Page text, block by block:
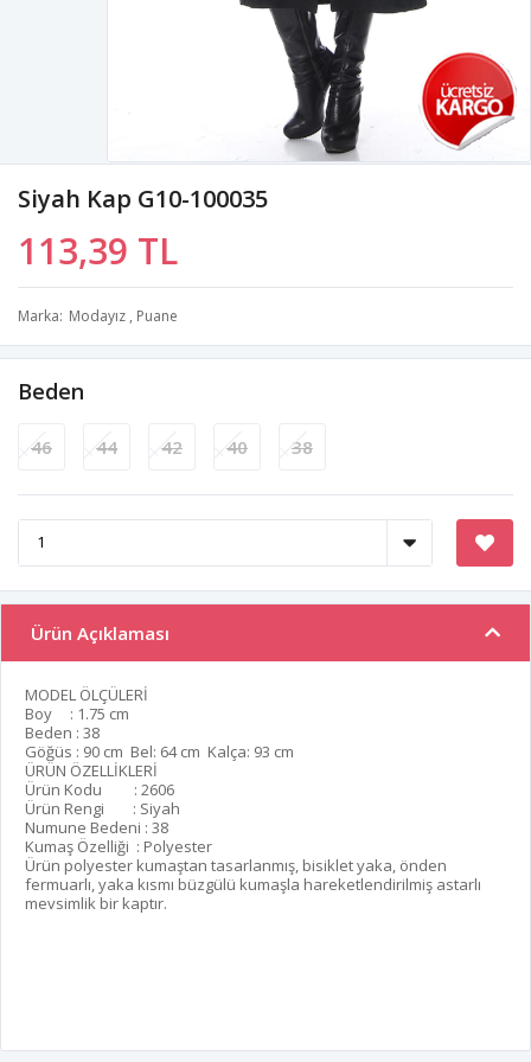
Siyah Kap G10-100035
113,39 TL
Marka Modayız , Puane
Beden
46 44 42 40 38
Ürün Açıklaması
MODEL ÖLÇÜLERİ
Boy : 1.75 cm
Beden : 38
Göğüs : 90 cm Bel: 64 cm Kalça: 93 cm
ÜRÜN ÖZELLİKLERİ
Ürün Kodu : 2606
Ürün Rengi : Siyah
Numune Bedeni : 38
Kumaş Özelliği : Polyester
Ürün polyester kumaştan tasarlanmış, bisiklet yaka, önden
fermuarlı, yaka kısmı büzgülü kumaşla hareketlendirilmiş astarlı
mevsimlik bir kaptır.